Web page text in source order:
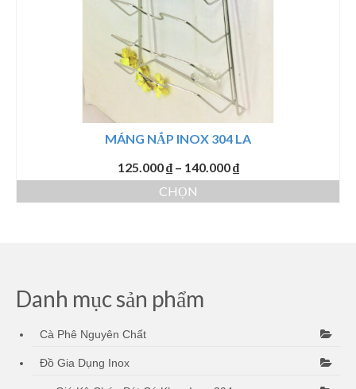
trang
phẩm
MÁNG NẮP INOX 304 LA
125.000₫ – 140.000₫Khoảng
giá:
CHỌN
biến
thể.
thể
Danh mục sản phẩm
Cà Phê Nguyên Chất
Đồ Gia Dụng Inox